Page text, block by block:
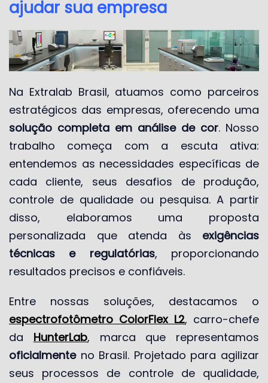
ajudar sua empresa
Na Extralab Brasil, atuamos como parceiros
estratégicos das empresas, oferecendo uma
solução completa em análise de cor. Nosso
trabalho começa com a escuta ativa:
entendemos as necessidades específicas de
cada cliente, seus desafios de produção,
controle de qualidade ou pesquisa. A partir
disso, elaboramos uma proposta
personalizada que atenda às exigências
técnicas e regulatórias, proporcionando
resultados precisos e confiáveis.
Entre nossas soluções, destacamos o
espectrofotômetro ColorFlex L2, carro-chefe
da HunterLab, marca que representamos
oficialmenteno Brasil. Projetado para agilizar
seus processos de controle de qualidade,